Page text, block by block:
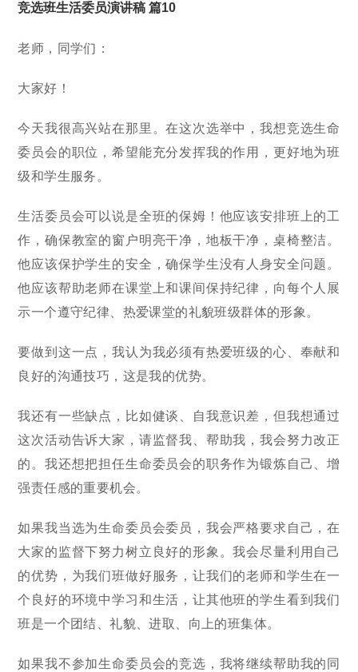
竞选班生活委员演讲稿 篇10
老师，同学们：
大家好！
今天我很高兴站在那里。在这次选举中，我想竞选生命
委员会的职位，希望能充分发挥我的作用，更好地为班
级和学生服务。
生活委员会可以说是全班的保姆！他应该安排班上的工
作，确保教室的窗户明亮干净，地板干净，桌椅整洁。
他应该保护学生的安全，确保学生没有人身安全问题。
他应该帮助老师在课堂上和课间保持纪律，向每个人展
示一个遵守纪律、热爱课堂的礼貌班级群体的形象。
要做到这一点，我认为我必须有热爱班级的心、奉献和
良好的沟通技巧，这是我的优势。
我还有一些缺点，比如健谈、自我意识差，但我想通过
这次活动告诉大家，请监督我、帮助我，我会努力改正
的。我还想把担任生命委员会的职务作为锻炼自己、增
强责任感的重要机会。
如果我当选为生命委员会委员，我会严格要求自己，在
大家的监督下努力树立良好的形象。我会尽量利用自己
的优势，为我们班做好服务，让我们的老师和学生在一
个良好的环境中学习和生活，让其他班的学生看到我们
班是一个团结、礼貌、进取、向上的班集体。
如果我不参加生命委员会的竞选，我将继续帮助我的同